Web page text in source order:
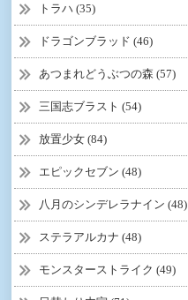
トラハ (35)
ドラゴンブラッド (46)
あつまれどうぶつの森 (57)
三国志ブラスト (54)
放置少女 (84)
エピックセブン (48)
八月のシンデレラナイン (48)
ステラアルカナ (48)
モンスターストライク (49)